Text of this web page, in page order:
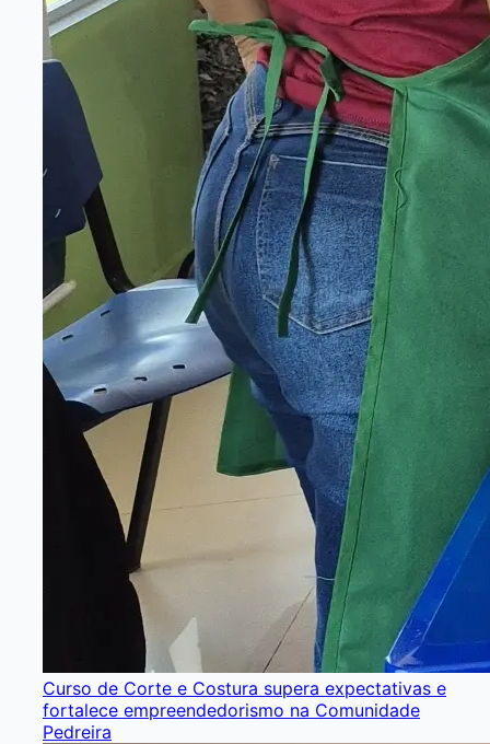
Curso de Corte e Costura supera expectativas e
fortalece empreendedorismo na Comunidade
Pedreira